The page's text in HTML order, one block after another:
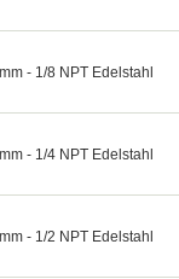
- 1/8 NPT Edelstahl
- 1/4 NPT Edelstahl
- 1/2 NPT Edelstahl